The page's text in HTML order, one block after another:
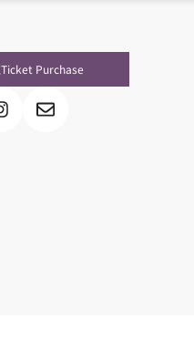
Ticket Purchase